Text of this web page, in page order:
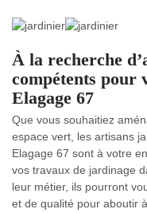
À la recherche
compétents pour
Elagage 67
Que vous souhaitiez
espace vert, les artisans
Elagage 67 sont à votre
vos travaux de jardinage
leur métier, ils pourront
et de qualité pour aboutir